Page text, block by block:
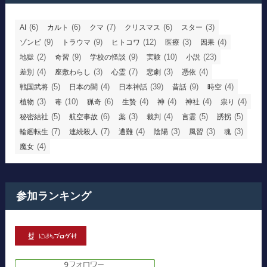
AI (6) カルト (6) クマ (7) クリスマス (6) スター (3)
ゾンビ (9) トラウマ (9) ヒトコワ (12) 医療 (3) 因果 (4)
地獄 (2) 奇習 (9) 学校の怪談 (9) 実験 (10) 小説 (23)
差別 (4) 座敷わらし (3) 心霊 (7) 悲劇 (3) 憑依 (4)
戦国武将 (5) 日本の闇 (4) 日本神話 (39) 昔話 (9) 時空 (4)
植物 (3) 毒 (10) 猟奇 (6) 生贄 (4) 神 (4) 神社 (4) 祟り (4)
秘密結社 (5) 航空事故 (6) 薬 (3) 裁判 (4) 言霊 (5) 誘拐 (5)
輪廻転生 (7) 連続殺人 (7) 遭難 (4) 陰陽 (3) 風習 (3) 魂 (3)
魔女 (4)
参加ランキング